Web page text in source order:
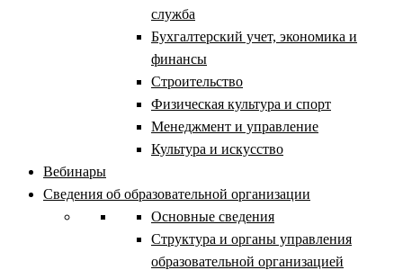
служба
Бухгалтерский учет, экономика и
финансы
Строительство
Физическая культура и спорт
Менеджмент и управление
Культура и искусство
Вебинары
Сведения об образовательной организации
Основные сведения
Структура и органы управления
образовательной организацией